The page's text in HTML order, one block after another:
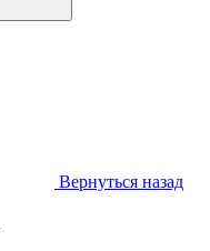
Вернуться назад